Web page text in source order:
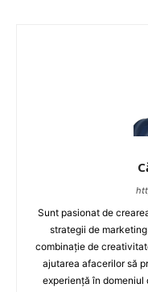
Sunt pasionat de
strategii de
combinație de
ajutarea afacerilor să
experiență în